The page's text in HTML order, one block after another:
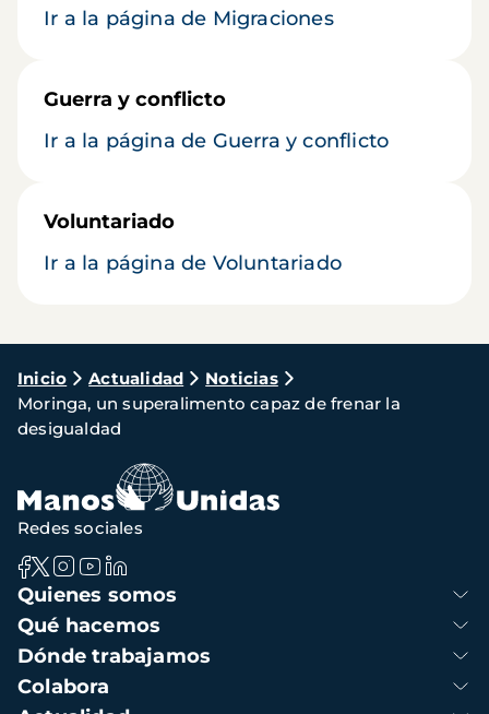
Ir a la página de Migraciones
Guerra y conflicto
Ir a la página de Guerra y conflicto
Voluntariado
Ir a la página de Voluntariado
Ruta
de
navegación
Inicio Actualidad
Noticias
Moringa, un superalimento capaz de frenar la
desigualdad
Navegación
principal
Quienes somos
Qué hacemos
Dónde trabajamos
Colabora
Redes sociales